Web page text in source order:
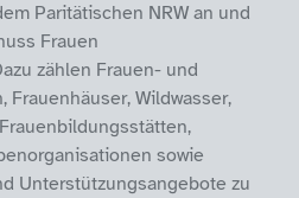
Paritätischen NRW an und
Frauen
zählen Frauen- und
Wildwasser,
sowie
Unterstützungsangebote zu